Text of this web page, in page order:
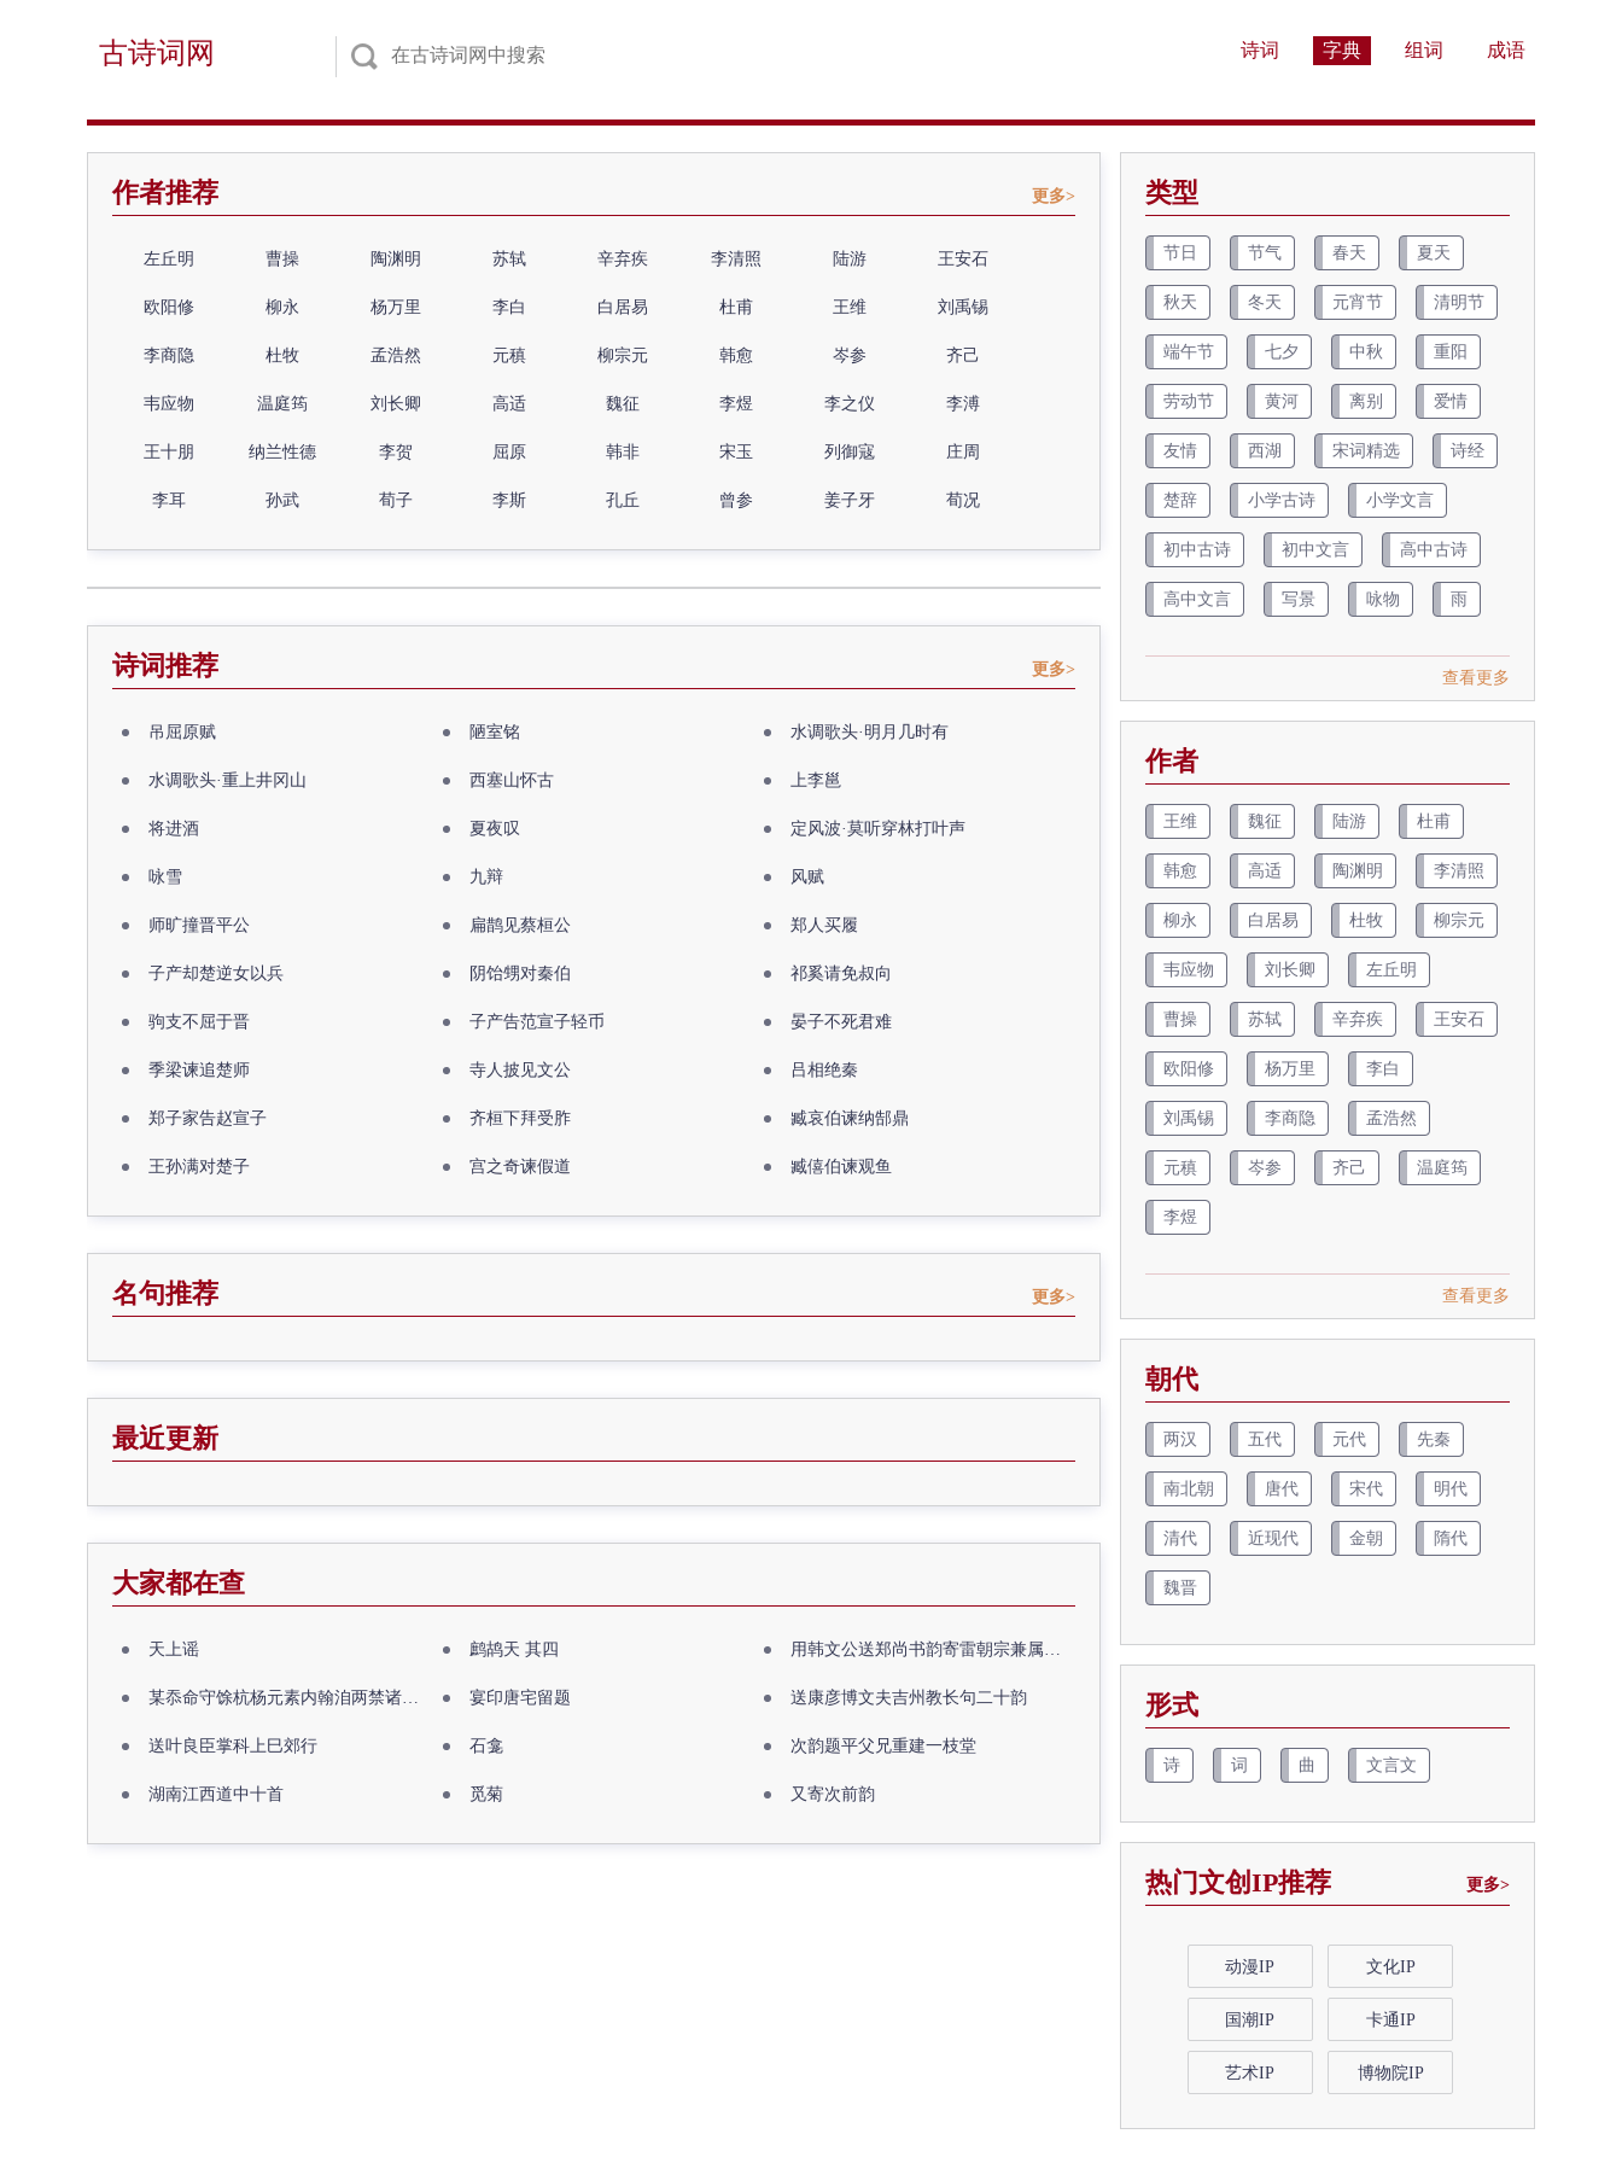
古诗词网 诗词 字典 组词 成语
作者推荐 更多>
左丘明 曹操 陶渊明 苏轼 辛弃疾 李清照 陆游 王安石
欧阳修 柳永 杨万里 李白 白居易 杜甫 王维 刘禹锡
李商隐 杜牧 孟浩然 元稹 柳宗元 韩愈 岑参 齐己
韦应物 温庭筠 刘长卿 高适 魏征 李煜 李之仪 李溥
王十朋 纳兰性德 李贺 屈原 韩非 宋玉 列御寇 庄周
李耳 孙武 荀子 李斯 孔丘 曾参 姜子牙 荀况
诗词推荐 更多>
吊屈原赋 陋室铭 水调歌头·明月几时有
水调歌头·重上井冈山 西塞山怀古 上李邕
将进酒 夏夜叹 定风波·莫听穿林打叶声
咏雪 九辩 风赋
师旷撞晋平公 扁鹊见蔡桓公 郑人买履
子产却楚逆女以兵 阴饴甥对秦伯 祁奚请免叔向
驹支不屈于晋 子产告范宣子轻币 晏子不死君难
季梁谏追楚师 寺人披见文公 吕相绝秦
郑子家告赵宣子 齐桓下拜受胙 臧哀伯谏纳郜鼎
王孙满对楚子 宫之奇谏假道 臧僖伯谏观鱼
名句推荐 更多>
最近更新
大家都在查
天上谣 鹧鸪天 其四 用韩文公送郑尚书韵寄雷朝宗兼属欧阳全真
某忝命守馀杭杨元素内翰洎两禁诸公出祖佛寺 宴印唐宅留题 送康彦博文夫吉州教长句二十韵
送叶良臣掌科上巳郊行 石龛 次韵题平父兄重建一枝堂
湖南江西道中十首 觅菊 又寄次前韵
类型
节日 节气 春天 夏天
秋天 冬天 元宵节 清明节
端午节 七夕 中秋 重阳
劳动节 黄河 离别 爱情
友情 西湖 宋词精选 诗经
楚辞 小学古诗 小学文言
初中古诗 初中文言 高中古诗
高中文言 写景 咏物 雨
查看更多
作者
王维 魏征 陆游 杜甫
韩愈 高适 陶渊明 李清照
柳永 白居易 杜牧 柳宗元
韦应物 刘长卿 左丘明
曹操 苏轼 辛弃疾 王安石
欧阳修 杨万里 李白
刘禹锡 李商隐 孟浩然
元稹 岑参 齐己 温庭筠
李煜
查看更多
朝代
两汉 五代 元代 先秦
南北朝 唐代 宋代 明代
清代 近现代 金朝 隋代
魏晋
形式
诗 词 曲 文言文
热门文创IP推荐 更多>
动漫IP 文化IP
国潮IP 卡通IP
艺术IP 博物院IP